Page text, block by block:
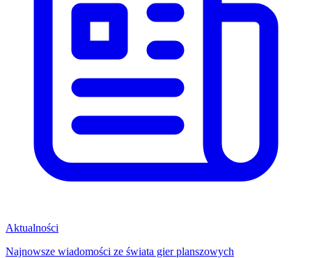
Aktualności
Najnowsze wiadomości ze świata gier planszowych